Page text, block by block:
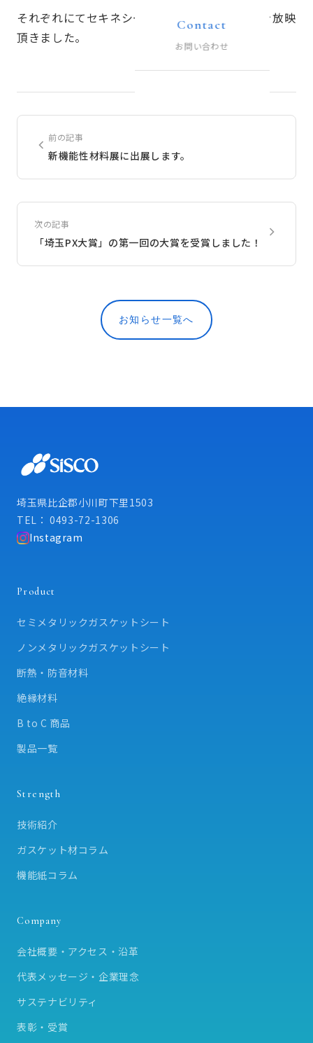
Contact
お問い合わせ
それぞれにてセキネシール工業株式会社のことを放映
頂きました。
前の記事
新機能性材料展に出展します。
次の記事
「埼玉PX大賞」の第一回の大賞を受賞しました！
お知らせ一覧へ
埼玉県比企郡小川町下里1503
TEL： 0493-72-1306
Instagram
Product
セミメタリックガスケットシート
ノンメタリックガスケットシート
断熱・防音材料
絶縁材料
B to C 商品
製品一覧
Strength
技術紹介
ガスケット材コラム
機能紙コラム
Company
会社概要・アクセス・沿革
代表メッセージ・企業理念
サステナビリティ
表彰・受賞